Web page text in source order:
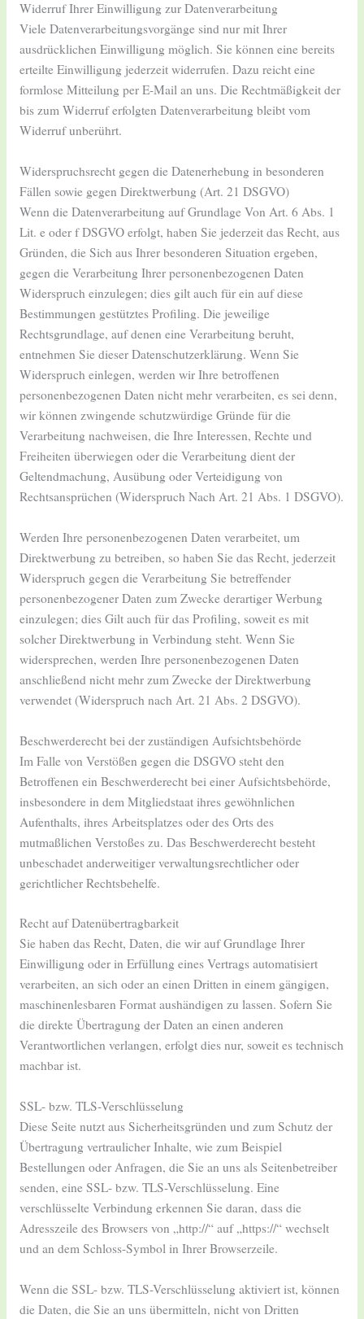
Widerruf Ihrer Einwilligung zur Datenverarbeitung
Viele Datenverarbeitungsvorgänge sind nur mit Ihrer
ausdrücklichen Einwilligung möglich. Sie können eine bereits
erteilte Einwilligung jederzeit widerrufen. Dazu reicht eine
formlose Mitteilung per E-Mail an uns. Die Rechtmäßigkeit der
bis zum Widerruf erfolgten Datenverarbeitung bleibt vom
Widerruf unberührt.
Widerspruchsrecht gegen die Datenerhebung in besonderen
Fällen sowie gegen Direktwerbung (Art. 21 DSGVO)
Wenn die Datenverarbeitung auf Grundlage Von Art. 6 Abs. 1
Lit. e oder f DSGVO erfolgt, haben Sie jederzeit das Recht, aus
Gründen, die Sich aus Ihrer besonderen Situation ergeben,
gegen die Verarbeitung Ihrer personenbezogenen Daten
Widerspruch einzulegen; dies gilt auch für ein auf diese
Bestimmungen gestütztes Profiling. Die jeweilige
Rechtsgrundlage, auf denen eine Verarbeitung beruht,
entnehmen Sie dieser Datenschutzerklärung. Wenn Sie
Widerspruch einlegen, werden wir Ihre betroffenen
personenbezogenen Daten nicht mehr verarbeiten, es sei denn,
wir können zwingende schutzwürdige Gründe für die
Verarbeitung nachweisen, die Ihre Interessen, Rechte und
Freiheiten überwiegen oder die Verarbeitung dient der
Geltendmachung, Ausübung oder Verteidigung von
Rechtsansprüchen (Widerspruch Nach Art. 21 Abs. 1 DSGVO).
Werden Ihre personenbezogenen Daten verarbeitet, um
Direktwerbung zu betreiben, so haben Sie das Recht, jederzeit
Widerspruch gegen die Verarbeitung Sie betreffender
personenbezogener Daten zum Zwecke derartiger Werbung
einzulegen; dies Gilt auch für das Profiling, soweit es mit
solcher Direktwerbung in Verbindung steht. Wenn Sie
widersprechen, werden Ihre personenbezogenen Daten
anschließend nicht mehr zum Zwecke der Direktwerbung
verwendet (Widerspruch nach Art. 21 Abs. 2 DSGVO).
Beschwerderecht bei der zuständigen Aufsichtsbehörde
Im Falle von Verstößen gegen die DSGVO steht den
Betroffenen ein Beschwerderecht bei einer Aufsichtsbehörde,
insbesondere in dem Mitgliedstaat ihres gewöhnlichen
Aufenthalts, ihres Arbeitsplatzes oder des Orts des
mutmaßlichen Verstoßes zu. Das Beschwerderecht besteht
unbeschadet anderweitiger verwaltungsrechtlicher oder
gerichtlicher Rechtsbehelfe.
Recht auf Datenübertragbarkeit
Sie haben das Recht, Daten, die wir auf Grundlage Ihrer
Einwilligung oder in Erfüllung eines Vertrags automatisiert
verarbeiten, an sich oder an einen Dritten in einem gängigen,
maschinenlesbaren Format aushändigen zu lassen. Sofern Sie
die direkte Übertragung der Daten an einen anderen
Verantwortlichen verlangen, erfolgt dies nur, soweit es technisch
machbar ist.
SSL- bzw. TLS-Verschlüsselung
Diese Seite nutzt aus Sicherheitsgründen und zum Schutz der
Übertragung vertraulicher Inhalte, wie zum Beispiel
Bestellungen oder Anfragen, die Sie an uns als Seitenbetreiber
senden, eine SSL- bzw. TLS-Verschlüsselung. Eine
verschlüsselte Verbindung erkennen Sie daran, dass die
Adresszeile des Browsers von „http://“ auf „https://“ wechselt
und an dem Schloss-Symbol in Ihrer Browserzeile.
Wenn die SSL- bzw. TLS-Verschlüsselung aktiviert ist, können
die Daten, die Sie an uns übermitteln, nicht von Dritten